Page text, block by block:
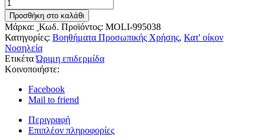
Προσθήκη στο καλάθι
Μάρκα: Κωδ. Προϊόντος: MOLI-995038
Κατηγορίες: Βοηθήματα Προσωπικής Χρήσης, Κατ' οίκον
Νοσηλεία
ΕτικέταΏριμη επιδερμίδα
Κοινοποιήστε:
Facebook
Mail to friend
Περιγραφή
Επιπλέον πληροφορίες